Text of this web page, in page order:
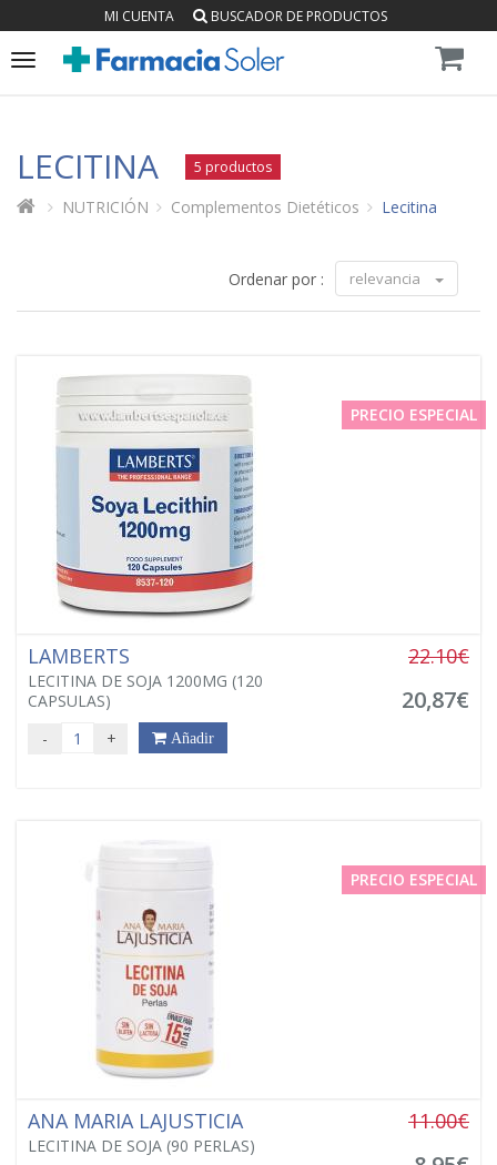
MI CUENTA BUSCADOR DE PRODUCTOS
Toggle
LECITINA 5 productos
NUTRICIÓN Complementos Dietéticos Lecitina
Ordenar por : relevancia
PRECIO ESPECIAL
LAMBERTS
LECITINA DE SOJA 1200MG (120
CAPSULAS)
22.10€
20,87€
- + Añadir
PRECIO ESPECIAL
ANA MARIA LAJUSTICIA
LECITINA DE SOJA (90 PERLAS)
11.00€